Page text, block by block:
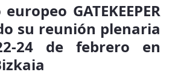
GATEKEEPER
su reunión plenaria
24 de febrero en